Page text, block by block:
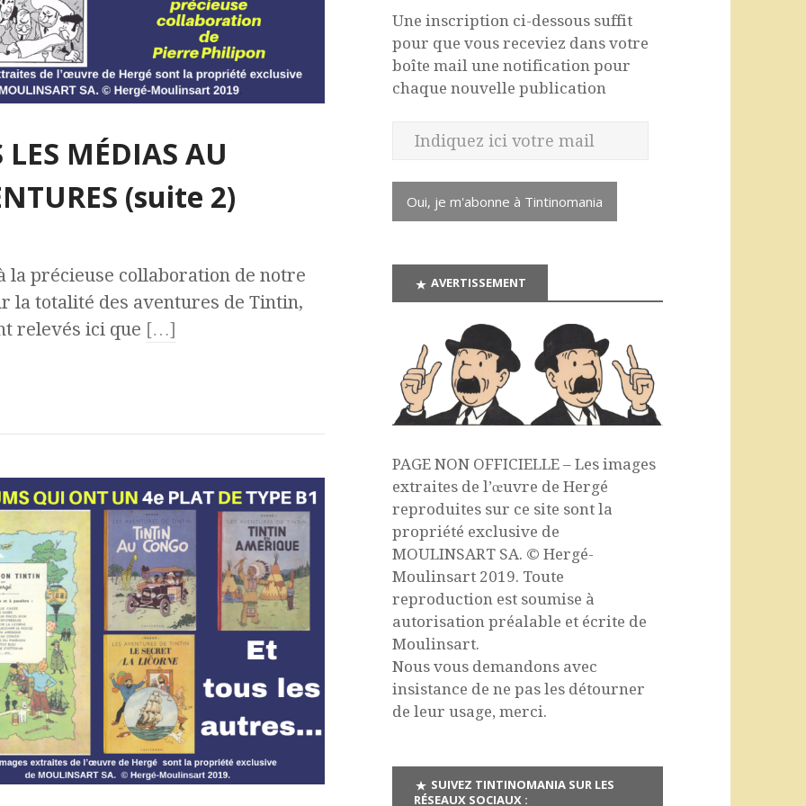
MÉDIAS AU
(suite 2)
la précieuse collaboration de notre
la totalité des aventures de Tintin,
relevés ici que […]
Une inscription ci-dessous suffit
pour que vous receviez dans votre
boîte mail une notification pour
chaque nouvelle publication
Oui, je m'abonne à Tintinomania
AVERTISSEMENT
PAGE NON OFFICIELLE – Les images
extraites de l’œuvre de Hergé
reproduites sur ce site sont la
propriété exclusive de
MOULINSART SA. © Hergé-
Moulinsart 2019. Toute
reproduction est soumise à
autorisation préalable et écrite de
Moulinsart.
Nous vous demandons avec
insistance de ne pas les détourner
de leur usage, merci.
SUIVEZ TINTINOMANIA SUR LES
RÉSEAUX SOCIAUX :